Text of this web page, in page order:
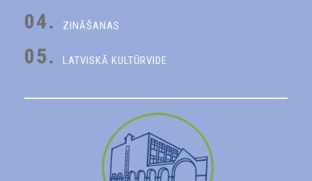
04. ZINĀŠANAS
05. LATVISKĀ KULTŪRVIDE